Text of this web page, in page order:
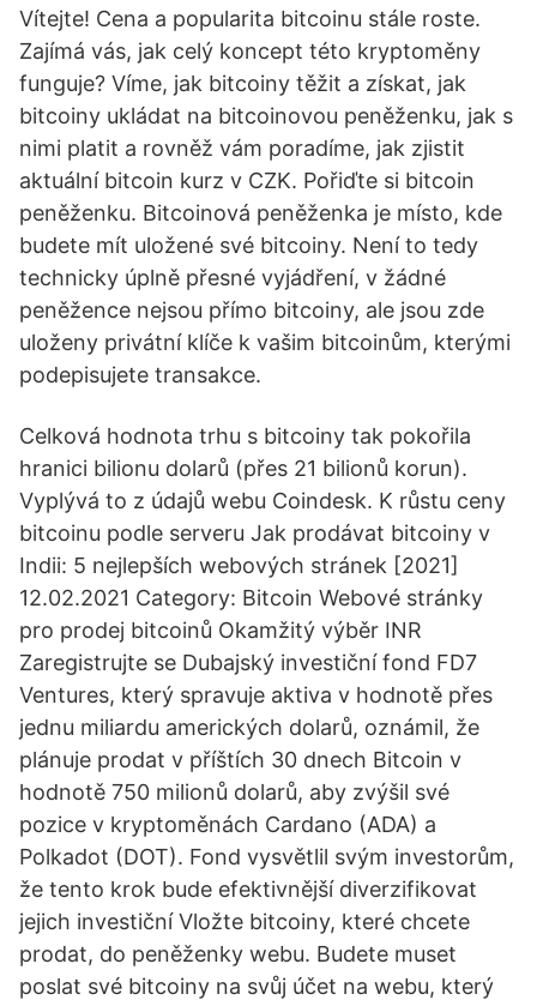
Vítejte! Cena a popularita bitcoinu stále roste.
Zajímá vás, jak celý koncept této kryptoměny
funguje? Víme, jak bitcoiny těžit a získat, jak
bitcoiny ukládat na bitcoinovou peněženku, jak s
nimi platit a rovněž vám poradíme, jak zjistit
aktuální bitcoin kurz v CZK. Pořiďte si bitcoin
peněženku. Bitcoinová peněženka je místo, kde
budete mít uložené své bitcoiny. Není to tedy
technicky úplně přesné vyjádření, v žádné
peněžence nejsou přímo bitcoiny, ale jsou zde
uloženy privátní klíče k vašim bitcoinům, kterými
podepisujete transakce.
Celková hodnota trhu s bitcoiny tak pokořila
hranici bilionu dolarů (přes 21 bilionů korun).
Vyplývá to z údajů webu Coindesk. K růstu ceny
bitcoinu podle serveru Jak prodávat bitcoiny v
Indii: 5 nejlepších webových stránek [2021]
12.02.2021 Category: Bitcoin Webové stránky
pro prodej bitcoinů Okamžitý výběr INR
Zaregistrujte se Dubajský investiční fond FD7
Ventures, který spravuje aktiva v hodnotě přes
jednu miliardu amerických dolarů, oznámil, že
plánuje prodat v příštích 30 dnech Bitcoin v
hodnotě 750 milionů dolarů, aby zvýšil své
pozice v kryptoměnách Cardano (ADA) a
Polkadot (DOT). Fond vysvětlil svým investorům,
že tento krok bude efektivnější diverzifikovat
jejich investiční Vložte bitcoiny, které chcete
prodat, do peněženky webu. Budete muset
poslat své bitcoiny na svůj účet na webu, který